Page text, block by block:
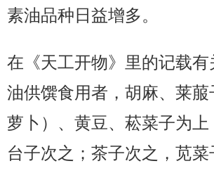
素油品种日益增多。
在《天工开物》里的记载
油供馔食用者，胡麻、莱菔
萝卜）、黄豆、菘菜子为上
台子次之；茶子次之，苋